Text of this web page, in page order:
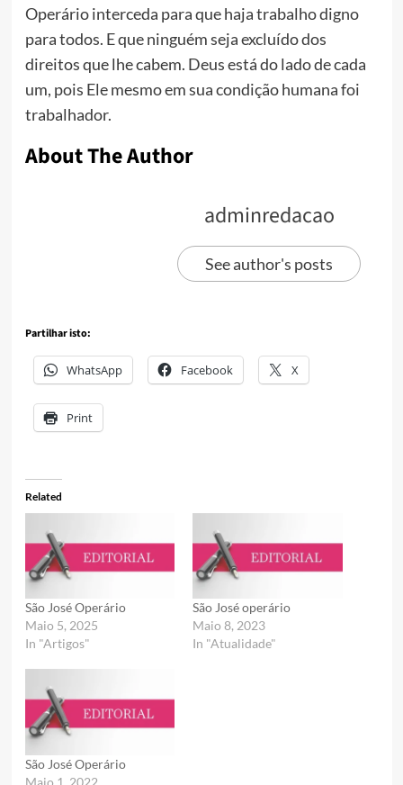
Operário interceda para que haja trabalho digno
para todos. E que ninguém seja excluído dos
direitos que lhe cabem. Deus está do lado de cada
um, pois Ele mesmo em sua condição humana foi
trabalhador.
About The Author
adminredacao
See author's posts
Partilhar isto:
WhatsApp Facebook X
Print
Related
São José Operário
Maio 5, 2025
In "Artigos"
São José operário
Maio 8, 2023
In "Atualidade"
São José Operário
Maio 1, 2022